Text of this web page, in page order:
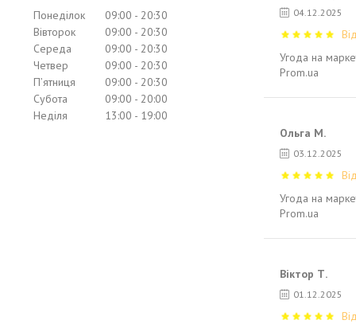
04.12.2025
Угода на
Prom.ua
Ольга М.
03.12.2025
Угода на
Prom.ua
Віктор Т.
01.12.2025
Понеділок 09:00
20:30
Вівторок
09:00
20:30
Середа
09:00
20:30
Четвер
09:00
20:30
Пʼятниця
09:00
20:30
Субота
09:00
20:00
Неділя
13:00 19:00